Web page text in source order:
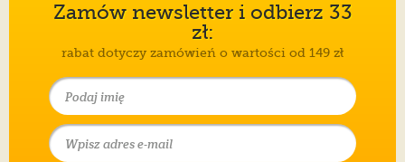
Zamów newsletter i odbierz 33
zł:
rabat dotyczy zamówień o wartości od 149 zł